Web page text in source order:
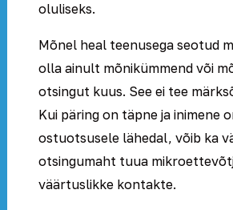
oluliseks.
Mõnel heal teenusega seotud
olla ainult mõnikümmend või
otsingut kuus. See ei tee
Kui päring on täpne ja inimene
ostuotsusele lähedal, võib ka
otsingumaht tuua
väärtuslikke kontakte.